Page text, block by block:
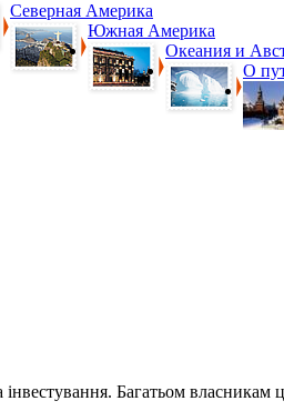
Северная Америка
Южная Америка
Океания и
О
Багатьом власникам